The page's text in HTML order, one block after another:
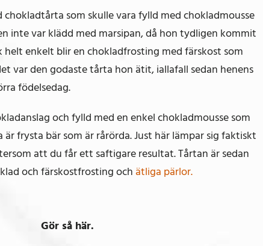
som skulle vara fylld med chokladmousse
inte var klädd med marsipan, då hon tydligen kommit
enkelt blir en chokladfrosting med färskost som
var den godaste tårta hon ätit, iallafall sedan henens
födelsedag.
och fylld med en enkel chokladmousse som
frysta bär som är rårörda. Just här lämpar sig faktiskt
att du får ett saftigare resultat. Tårtan är sedan
och färskostfrosting ochätliga pärlor.
Gör så här.